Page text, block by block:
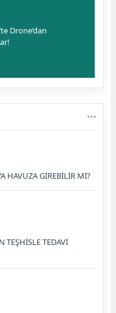
Drone’dan
HAVUZA GİREBİLİR Mİ?
TEŞHİSLE TEDAVİ